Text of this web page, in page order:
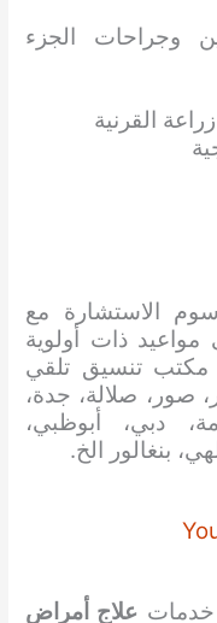
وجراحات الجزء
القرنية
الاستشارة مع
ذات أولوية
مكتب تنسيق تلقي
صور، صلالة، جدة،
دبي، أبوظبي،
بنغالور الخ.
علاج أمراض